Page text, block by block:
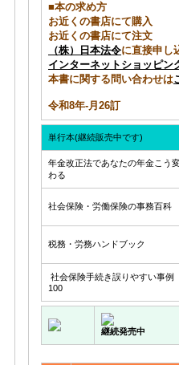
■本の求め方
お近くの書店にて購入
お近くの書店にて注文
（株）日本法令に直接申し
インターネットショッピン
本書に関する問い合わせは
令和8年-月26訂
単行本(継続販売中です)
年金改正法であなたの年金こう
わる
社会保険・労働保険の事務百科
税務・労務ハンドブック
社会保険手続き誤りやすい事例
100
継続発売中